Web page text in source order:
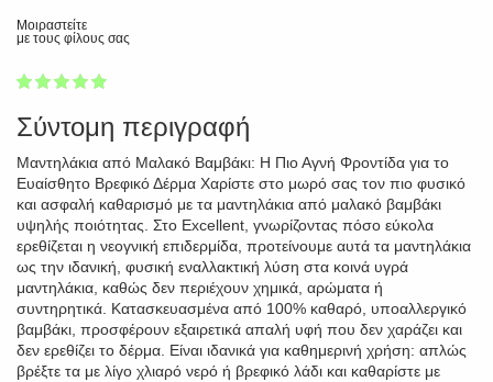
Μοιραστείτε
με τους φίλους σας
1
2
3
4
5
Σύντομη περιγραφή
Μαντηλάκια από Μαλακό Βαμβάκι: Η Πιο Αγνή Φροντίδα για το
Ευαίσθητο Βρεφικό Δέρμα Χαρίστε στο μωρό σας τον πιο φυσικό
και ασφαλή καθαρισμό με τα μαντηλάκια από μαλακό βαμβάκι
υψηλής ποιότητας. Στο Excellent, γνωρίζοντας πόσο εύκολα
ερεθίζεται η νεογνική επιδερμίδα, προτείνουμε αυτά τα μαντηλάκια
ως την ιδανική, φυσική εναλλακτική λύση στα κοινά υγρά
μαντηλάκια, καθώς δεν περιέχουν χημικά, αρώματα ή
συντηρητικά. Κατασκευασμένα από 100% καθαρό, υποαλλεργικό
βαμβάκι, προσφέρουν εξαιρετικά απαλή υφή που δεν χαράζει και
δεν ερεθίζει το δέρμα. Είναι ιδανικά για καθημερινή χρήση: απλώς
βρέξτε τα με λίγο χλιαρό νερό ή βρεφικό λάδι και καθαρίστε με